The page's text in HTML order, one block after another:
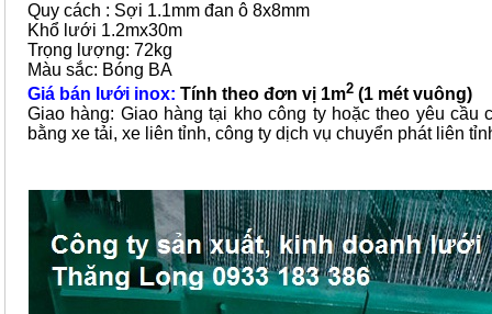
Quy cách : Sợi 1.1mm đan ô 8x8mm
Khổ lưới 1.2mx30m
Trọng lượng: 72kg
Màu sắc: Bóng BA
Giá bán lưới inox: Tính theo đơn vị 1m2 (1 mét vuông)
Giao hàng: Giao hàng tại kho công ty hoặc theo yêu cầu
bằng xe tải, xe liên tỉnh, công ty dịch vụ chuyển phát liên